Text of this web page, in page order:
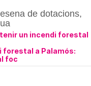
de dotacions,
un incendi forestal
forestal a Palamós:
foc